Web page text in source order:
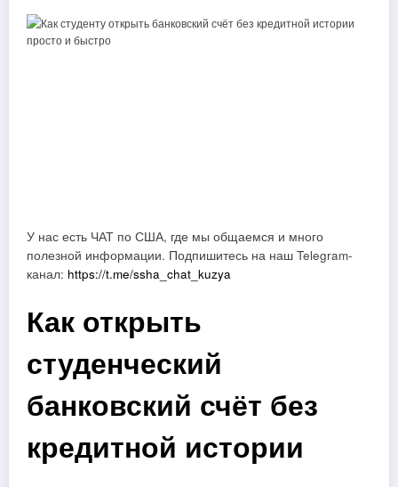
У нас есть ЧАТ по США, где мы общаемся и много
полезной информации. Подпишитесь на наш Telegram-
канал: https://t.me/ssha_chat_kuzya
Как открыть
студенческий
банковский счёт без
кредитной истории